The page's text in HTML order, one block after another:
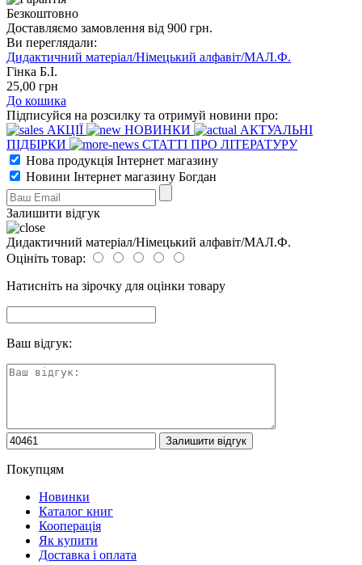
Безкоштовно
Доставляємо замовлення від 900 грн.
Ви переглядали:
Дидактичний матеріал/Німецький алфавіт/МАЛ.Ф.
Гінка Б.І.
25,00 грн
До кошика
Підписуйся на розсилку та отримуй новини про:
АКЦІЇ
НОВИНКИ
АКТУАЛЬНІ
ПІДБІРКИ
СТАТТІ ПРО ЛІТЕРАТУРУ
Нова продукція Інтернет магазину
Новини Інтернет магазину Богдан
Залишити відгук
Дидактичний матеріал/Німецький алфавіт/МАЛ.Ф.
Оцініть товар:
Натисніть на зірочку для оцінки товару
Ваш відгук:
Покупцям
Новинки
Каталог книг
Кооперація
Як купити
Доставка і оплата